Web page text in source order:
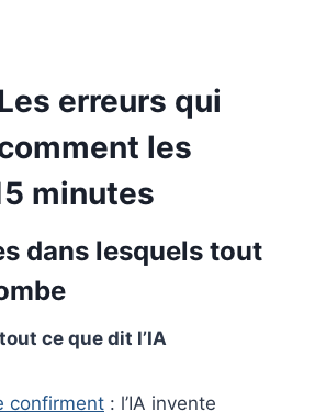
erreurs qui
les
minutes
dans lesquels tout
ce que dit l’IA
confirment : l’IA invente